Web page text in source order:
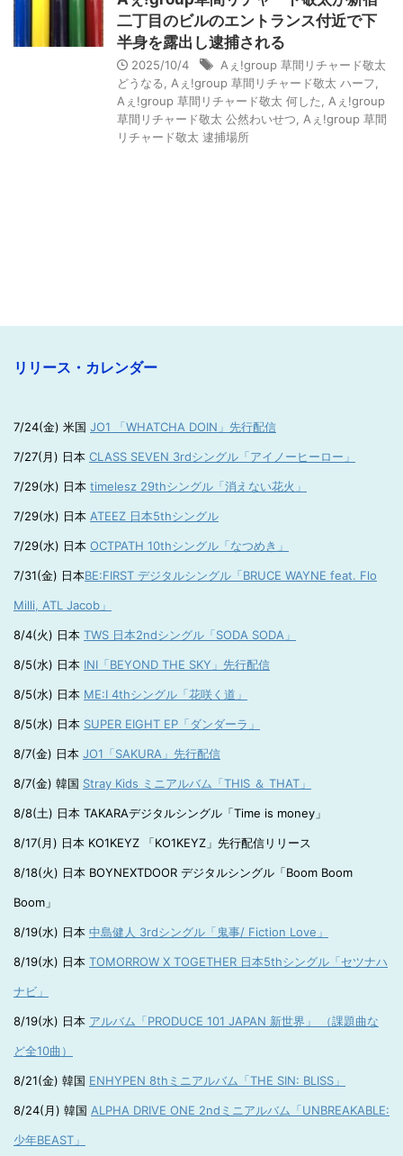
二丁目のビルのエントランス付近で下
半身を露出し逮捕される
2025/10/4
Aぇ!group 草間リチャード敬太
どうなる
Aぇ!group 草間リチャード敬太 ハーフ
Aぇ!group 草間リチャード敬太 何した
Aぇ!group
草間リチャード敬太 公然わいせつ
Aぇ!group 草間
リチャード敬太 逮捕場所
リリース・カレンダー
7/24(金) 米国 JO1 「WHATCHA DOIN」先行配信
7/27(月) 日本 CLASS SEVEN 3rdシングル「アイノーヒーロー」
7/29(水) 日本 timelesz 29thシングル「消えない花火」
7/29(水) 日本 ATEEZ 日本5thシングル
7/29(水) 日本 OCTPATH 10thシングル「なつめき」
7/31(金) 日本BE:FIRST デジタルシングル「BRUCE WAYNE feat. Flo
Milli, ATL Jacob」
8/4(火) 日本 TWS 日本2ndシングル「SODA SODA」
8/5(水) 日本 INI「BEYOND THE SKY」先行配信
8/5(水) 日本 ME:I 4thシングル「花咲く道」
8/5(水) 日本 SUPER EIGHT EP「ダンダーラ」
8/7(金) 日本 JO1「SAKURA」先行配信
8/7(金) 韓国 Stray Kids ミニアルバム「THIS ＆ THAT」
8/8(土) 日本 TAKARAデジタルシングル「Time is money」
8/17(月) 日本 KO1KEYZ 「KO1KEYZ」先行配信リリース
8/18(火) 日本 BOYNEXTDOOR デジタルシングル「Boom Boom
Boom」
8/19(水) 日本 中島健人 3rdシングル「鬼事/ Fiction Love」
8/19(水) 日本 TOMORROW X TOGETHER 日本5thシングル「セツナハ
ナビ」
8/19(水) 日本 アルバム「PRODUCE 101 JAPAN 新世界」 （課題曲な
ど全10曲）
8/21(金) 韓国 ENHYPEN 8thミニアルバム「THE SIN: BLISS」
8/24(月) 韓国 ALPHA DRIVE ONE 2ndミニアルバム「UNBREAKABLE:
少年BEAST」